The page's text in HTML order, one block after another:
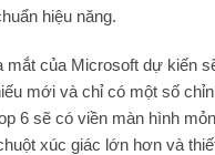
hiệu năng.
mắt của Microsoft dự kiến
mới và chỉ có một số
6 sẽ có viền màn hình
xúc giác lớn hơn và